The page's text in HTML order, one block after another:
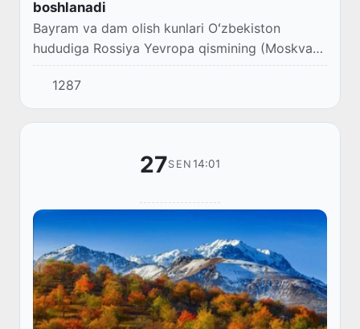
boshlanadi
Bayram va dam olish kunlari Oʻzbekiston
hududiga Rossiya Yevropa qismining (Moskva
viloyati) Markaziy hududlari ustida shakllangan
sovuq va nisbatan nam havo massalari taʼsir
etadi...
1287
27SEN 14:01